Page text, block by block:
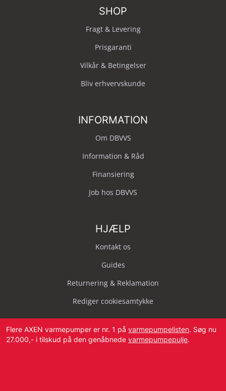
SHOP
Fragt & Levering
Prisgaranti
Vilkår & Betingelser
Bliv erhvervskunde
INFORMATION
Om DBVVS
Information & Råd
Finansiering
Job hos DBVVS
HJÆLP
Kontakt os
Guides
Returnering & Reklamation
Rediger cookiesamtykke
Flere AXEN varmepumper er nr. 1 på varmepumpelisten. Søg nu
27.000,- i tilskud på den genåbnede varmepumpepulje.